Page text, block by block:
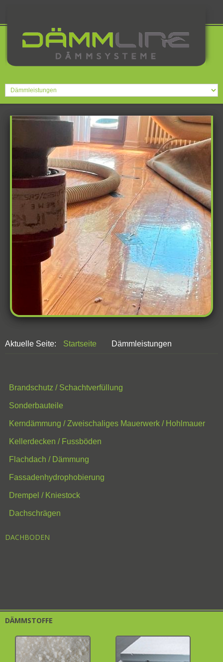
Aktuelle Seite: Startseite Dämmleistungen
Brandschutz / Schachtverfüllung
Sonderbauteile
Kerndämmung / Zweischaliges Mauerwerk / Hohlmauer
Kellerdecken / Fussböden
Flachdach / Dämmung
Fassadenhydrophobierung
Drempel / Kniestock
Dachschrägen
DACHBODEN
DÄMMSTOFFE